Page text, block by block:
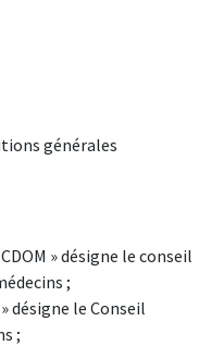
générales
» désigne le conseil
;
désigne le Conseil
;